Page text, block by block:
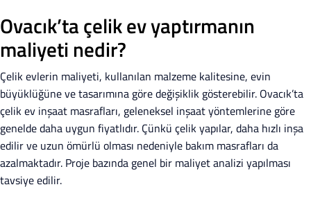
Ovacık’ta çelik ev yaptırmanın
maliyeti nedir?
Çelik evlerin maliyeti, kullanılan malzeme kalitesine, evin
büyüklüğüne ve tasarımına göre değişiklik gösterebilir. Ovacık’ta
çelik ev inşaat masrafları, geleneksel inşaat yöntemlerine göre
genelde daha uygun fiyatlıdır. Çünkü çelik yapılar, daha hızlı inşa
edilir ve uzun ömürlü olması nedeniyle bakım masrafları da
azalmaktadır. Proje bazında genel bir maliyet analizi yapılması
tavsiye edilir.